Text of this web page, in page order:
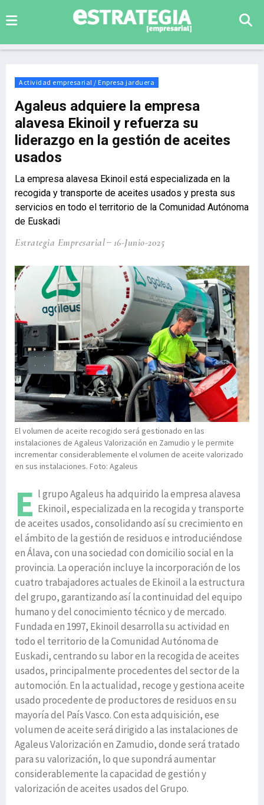
Actividad empresarial / Enpresa jarduera
Agaleus adquiere la empresa
alavesa Ekinoil y refuerza su
liderazgo en la gestión de aceites
usados
La empresa alavesa Ekinoil está especializada en la
recogida y transporte de aceites usados y presta sus
servicios en todo el territorio de la Comunidad Autónoma
de Euskadi
Estrategia Empresarial 16-Junio-2025
El volumen de aceite recogido será gestionado en las
instalaciones de Agaleus Valorización en Zamudio y le permite
incrementar considerablemente el volumen de aceite valorizado
en sus instalaciones. Foto: Agaleus
E l grupo Agaleus ha adquirido la empresa alavesa
Ekinoil, especializada en la recogida y transporte
de aceites usados, consolidando así su crecimiento en
el ámbito de la gestión de residuos e introduciéndose
en Álava, con una sociedad con domicilio social en la
provincia. La operación incluye la incorporación de los
cuatro trabajadores actuales de Ekinoil a la estructura
del grupo, garantizando así la continuidad del equipo
humano y del conocimiento técnico y de mercado.
Fundada en 1997, Ekinoil desarrolla su actividad en
todo el territorio de la Comunidad Autónoma de
Euskadi, centrando su labor en la recogida de aceites
usados, principalmente procedentes del sector de la
automoción. En la actualidad, recoge y gestiona aceite
usado procedente de productores de residuos en su
mayoría del País Vasco. Con esta adquisición, ese
volumen de aceite será dirigido a las instalaciones de
Agaleus Valorización en Zamudio, donde será tratado
para su valorización, lo que supondrá aumentar
considerablemente la capacidad de gestión y
valorización de aceites usados del Grupo.